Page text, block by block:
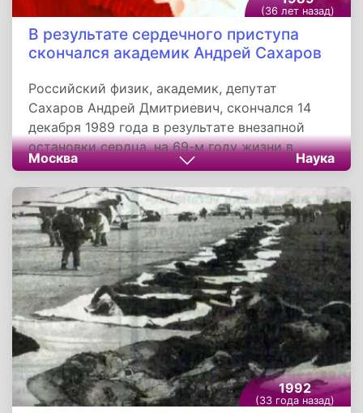
(36 лет назад)
В результате сердечного приступа
скончался академик Андрей Сахаров
Российский физик, академик, депутат
Сахаров Андрей Дмитриевич, скончался 14
декабря 1989 года в результате внезапной
остановки сердца, на 69-м году жизни в
своей квартире на улице Чкалова в Москве,
после публичного чтения проекта
Конституции на Съезде народных депутатов.
Простится с академиком на Востряковское
кладбище пришли тысячи человек. В
церемонии прощания приняли участие и
лидеры государства, включая Михаила
Сергеевича Горбачева. Сахаров является
одним из создателей первой отечественной
водородной бомбы, а также автором проекта
конституции Союза Советских Республик
Европы и Азии.
Москва Наука
1992
(33 года назад)